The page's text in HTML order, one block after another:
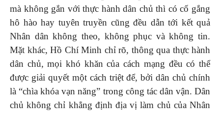
mà không gắn với thực hành dân chủ thì có cố gắng
hô hào hay tuyên truyền cũng đều dẫn tới kết quả
Nhân dân không theo, không phục và không tin.
Mặt khác, Hồ Chí Minh chỉ rõ, thông qua thực hành
dân chủ, mọi khó khăn của cách mạng đều có thể
được giải quyết một cách triệt để, bởi dân chủ chính
là “chìa khóa vạn năng” trong công tác dân vận. Dân
chủ không chỉ khẳng định địa vị làm chủ của Nhân